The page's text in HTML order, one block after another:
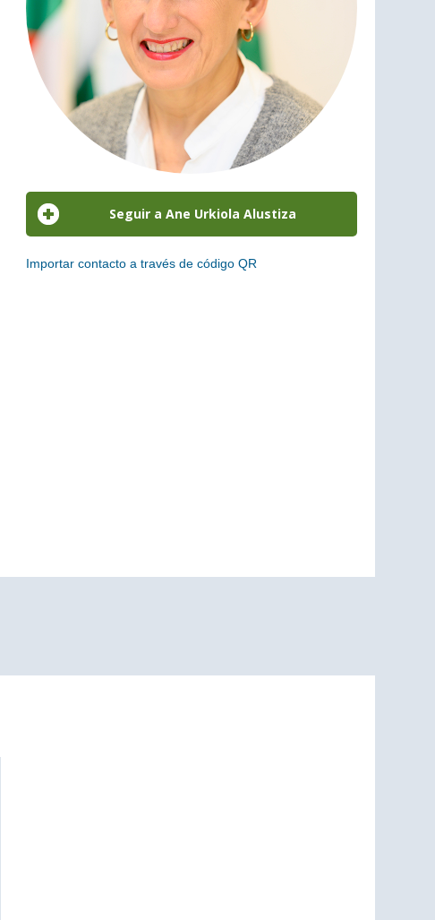
Importar contacto a través de código QR